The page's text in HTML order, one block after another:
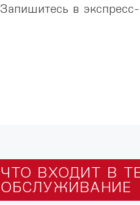
Запишитесь в
ЧТО ВХОДИТ В
ОБСЛУЖИВАНИЕ